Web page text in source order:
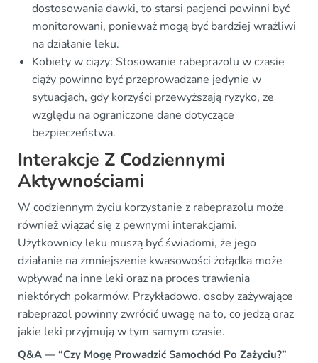
dostosowania dawki, to starsi pacjenci powinni być
monitorowani, ponieważ mogą być bardziej wrażliwi
na działanie leku.
Kobiety w ciąży: Stosowanie rabeprazolu w czasie
ciąży powinno być przeprowadzane jedynie w
sytuacjach, gdy korzyści przewyższają ryzyko, ze
względu na ograniczone dane dotyczące
bezpieczeństwa.
Interakcje Z Codziennymi
Aktywnościami
W codziennym życiu korzystanie z rabeprazolu może
również wiązać się z pewnymi interakcjami.
Użytkownicy leku muszą być świadomi, że jego
działanie na zmniejszenie kwasowości żołądka może
wpływać na inne leki oraz na proces trawienia
niektórych pokarmów. Przykładowo, osoby zażywające
rabeprazol powinny zwrócić uwagę na to, co jedzą oraz
jakie leki przyjmują w tym samym czasie.
Q&A — “Czy Mogę Prowadzić Samochód Po Zażyciu?”